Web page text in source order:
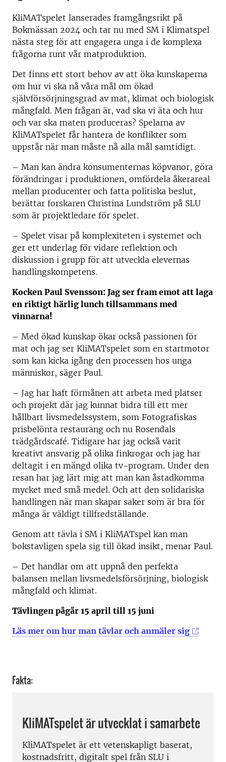
KliMATspelet lanserades framgångsrikt på
Bokmässan 2024 och tar nu med SM i Klimatspel
nästa steg för att engagera unga i de komplexa
frågorna runt vår matproduktion.
Det finns ett stort behov av att öka kunskaperna
om hur vi ska nå våra mål om ökad
självförsörjningsgrad av mat, klimat och biologisk
mångfald. Men frågan är, vad ska vi äta och hur
och var ska maten produceras? Spelarna av
KliMATspelet får hantera de konflikter som
uppstår när man måste nå alla mål samtidigt.
– Man kan ändra konsumenternas köpvanor, göra
förändringar i produktionen, omfördela åkerareal
mellan producenter och fatta politiska beslut,
berättar forskaren Christina Lundström på SLU
som är projektledare för spelet.
– Spelet visar på komplexiteten i systemet och
ger ett underlag för vidare reflektion och
diskussion i grupp för att utveckla elevernas
handlingskompetens.
Kocken Paul Svensson: Jag ser fram emot att laga
en riktigt härlig lunch tillsammans med
vinnarna!
– Med ökad kunskap ökar också passionen för
mat och jag ser KliMATspelet som en startmotor
som kan kicka igång den processen hos unga
människor, säger Paul.
– Jag har haft förmånen att arbeta med platser
och projekt där jag kunnat bidra till ett mer
hållbart livsmedelssystem, som Fotografiskas
prisbelönta restaurang och nu Rosendals
trädgårdscafé. Tidigare har jag också varit
kreativt ansvarig på olika finkrogar och jag har
deltagit i en mängd olika tv-program. Under den
resan har jag lärt mig att man kan åstadkomma
mycket med små medel. Och att den solidariska
handlingen när man skapar saker som är bra för
många är väldigt tillfredställande.
Genom att tävla i SM i KliMATspel kan man
bokstavligen spela sig till ökad insikt, menar Paul.
– Det handlar om att uppnå den perfekta
balansen mellan livsmedelsförsörjning, biologisk
mångfald och klimat.
Tävlingen pågår 15 april till 15 juni
Läs mer om hur man tävlar och anmäler sig
Fakta:
KliMATspelet är utvecklat i samarbete
KliMATspelet är ett vetenskapligt baserat,
kostnadsfritt, digitalt spel från SLU i